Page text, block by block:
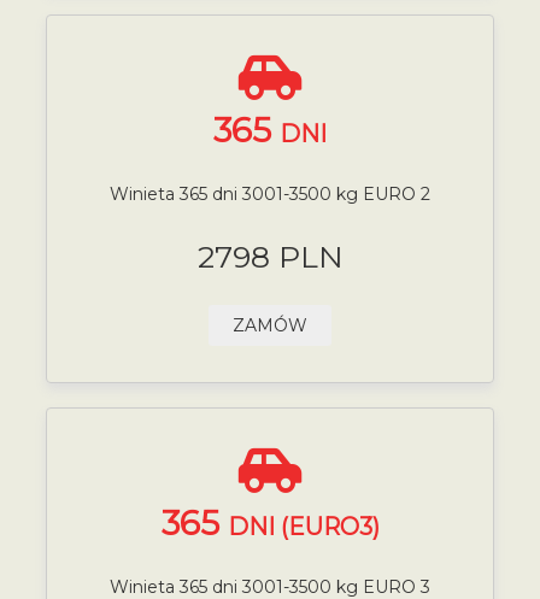
365 DNI
Winieta 365 dni 3001-3500 kg EURO 2
2798 PLN
ZAMÓW
365 DNI (EURO3)
Winieta 365 dni 3001-3500 kg EURO 3